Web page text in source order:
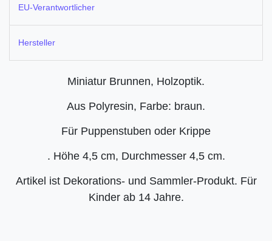
EU-Verantwortlicher
Hersteller
Miniatur Brunnen, Holzoptik.
Aus Polyresin, Farbe: braun.
Für Puppenstuben oder Krippe
. Höhe 4,5 cm, Durchmesser 4,5 cm.
Artikel ist Dekorations- und Sammler-Produkt. Für
Kinder ab 14 Jahre.